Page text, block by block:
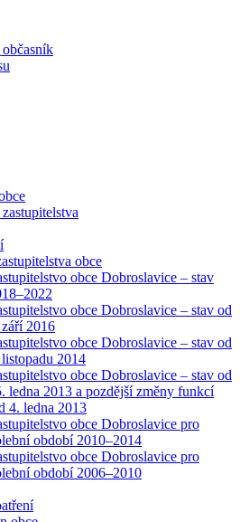
obce
obce Dobroslavice – stav
obce Dobroslavice – stav od
2016
obce Dobroslavice – stav od
2014
obce Dobroslavice – stav od
ledna 2013 a pozdější změny funkcí
4. ledna 2013
obce Dobroslavice pro
období 2010–2014
obce Dobroslavice pro
období 2006–2010